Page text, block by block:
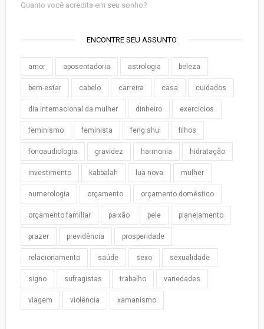
Quanto você acredita em seu sonho?
ENCONTRE SEU ASSUNTO
amor aposentadoria astrologia beleza
bem-estar cabelo carreira casa cuidados
dia internacional da mulher dinheiro exercicios
feminismo feminista feng shui filhos
fonoaudiologia gravidez harmonia hidratação
investimento kabbalah lua nova mulher
numerologia orçamento orçamento doméstico
orçamento familiar paixão pele planejamento
prazer previdência prosperidade
relacionamento saúde sexo sexualidade
signo sufragistas trabalho variedades
viagem violência xamanismo